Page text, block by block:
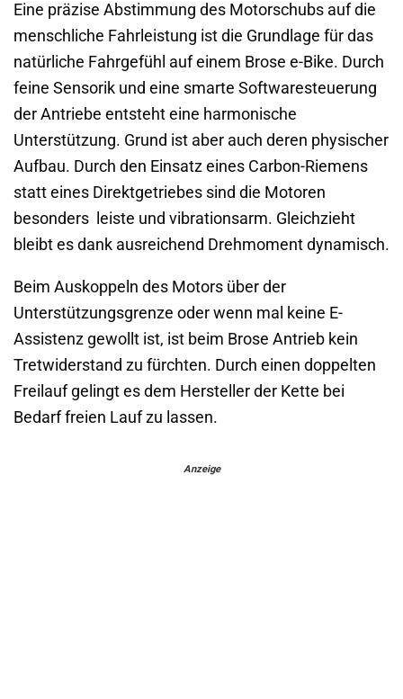
Eine präzise Abstimmung des Motorschubs auf die
menschliche Fahrleistung ist die Grundlage für das
natürliche Fahrgefühl auf einem Brose e-Bike. Durch
feine Sensorik und eine smarte Softwaresteuerung
der Antriebe entsteht eine harmonische
Unterstützung. Grund ist aber auch deren physischer
Aufbau. Durch den Einsatz eines Carbon-Riemens
statt eines Direktgetriebes sind die Motoren
besonders leiste und vibrationsarm. Gleichzieht
bleibt es dank ausreichend Drehmoment dynamisch.
Beim Auskoppeln des Motors über der
Unterstützungsgrenze oder wenn mal keine E-
Assistenz gewollt ist, ist beim Brose Antrieb kein
Tretwiderstand zu fürchten. Durch einen doppelten
Freilauf gelingt es dem Hersteller der Kette bei
Bedarf freien Lauf zu lassen.
Anzeige